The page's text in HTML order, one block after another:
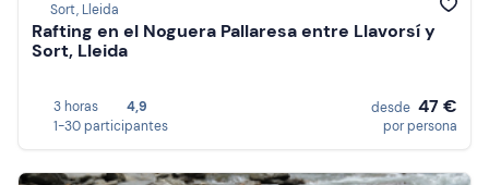
Sort, Lleida
Rafting en el Noguera Pallaresa entre Llavorsí y
Sort, Lleida
3 horas
4,9
1-30 participantes
desde 47 €
por persona